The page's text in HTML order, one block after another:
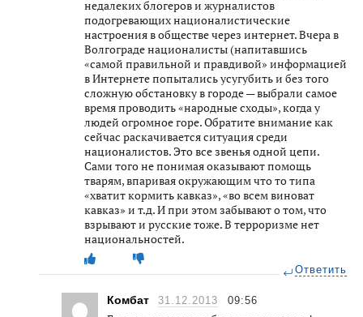
недалеких блогеров и журналистов
подогревающих националистические
настроения в обществе через интернет. Вчера в
Волгограде националисты (напитавшись
«самой правильной и правдивой» информацией
в Интернете попытались усугубить и без того
сложную обстановку в городе — выбрали самое
время проводить «народные сходы», когда у
людей огромное горе. Обратите внимание как
сейчас раскачивается ситуация среди
националистов. Это все звенья одной цепи.
Сами того не понимая оказывают помощь
тварям, впаривая окружающим что то типа
«хватит кормить кавказ», «во всем виноват
кавказ» и т.д. И при этом забывают о том, что
взрывают и русские тоже. В терроризме нет
национальностей.
Ответить
Комбат 31.12.2013 09:56